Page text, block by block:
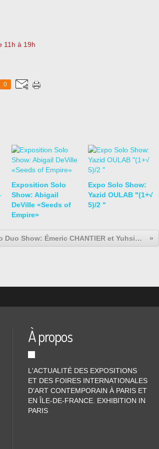
11h à 19h
0
Exposition Solo
Show: Abigail
DeVille «Seeds of
Empire»
Expo Solo Show:
Yazid OULAB "(1+√
5)/2 "
Expo Duo Show: Émeric CHANTIER et Yuhsin U CHANG « De Humanum Natura »
À propos
L'ACTUALITÉ DES EXPOSITIONS
ET DES FOIRES INTERNATIONALES
D'ART CONTEMPORAIN À PARIS ET
EN ÎLE-DE-FRANCE. EXHIBITION IN
PARIS